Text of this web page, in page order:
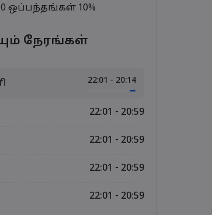
ஒப்பந்தங்கள் 10%
நேரங்கள்
22:01 - 20:14
22:01 - 20:59
22:01 - 20:59
22:01 - 20:59
22:01 - 20:59